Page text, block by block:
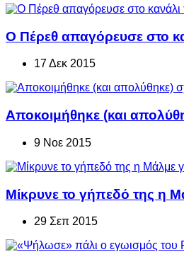
Ο Πέρεθ απαγόρευσε στο
17 Δεκ 2015
Αποκοιμήθηκε (και
9 Νοε 2015
Μίκρυνε το γήπεδό της η
29 Σεπ 2015